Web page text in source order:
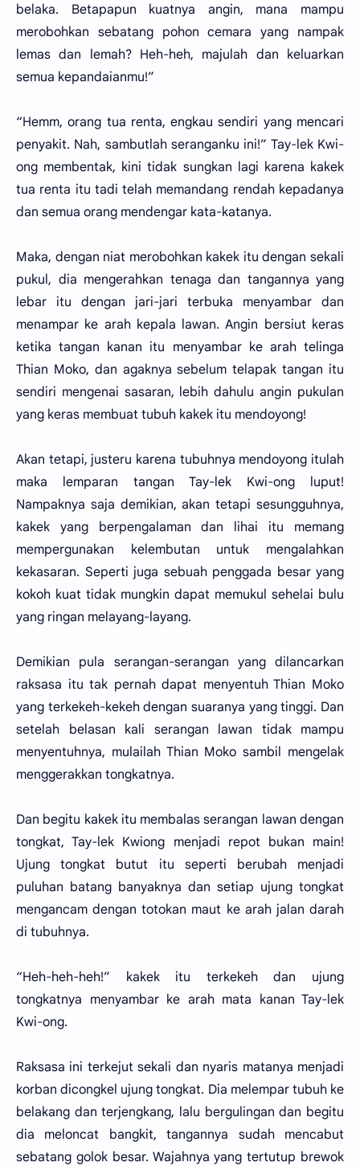
belaka. Betapapun kuatnya angin, mana mampu
merobohkan sebatang pohon cemara yang nampak
lemas dan lemah? Heh-heh, majulah dan keluarkan
semua kepandaianmu!”
“Hemm, orang tua renta, engkau sendiri yang mencari
penyakit. Nah, sambutlah seranganku ini!” Tay-lek Kwi-
ong membentak, kini tidak sungkan lagi karena kakek
tua renta itu tadi telah memandang rendah kepadanya
dan semua orang mendengar kata-katanya.
Maka, dengan niat merobohkan kakek itu dengan sekali
pukul, dia mengerahkan tenaga dan tangannya yang
lebar itu dengan jari-jari terbuka menyambar dan
menampar ke arah kepala lawan. Angin bersiut keras
ketika tangan kanan itu menyambar ke arah telinga
Thian Moko, dan agaknya sebelum telapak tangan itu
sendiri mengenai sasaran, lebih dahulu angin pukulan
yang keras membuat tubuh kakek itu mendoyong!
Akan tetapi, justeru karena tubuhnya mendoyong itulah
maka lemparan tangan Tay-lek Kwi-ong luput!
Nampaknya saja demikian, akan tetapi sesungguhnya,
kakek yang berpengalaman dan lihai itu memang
mempergunakan kelembutan untuk mengalahkan
kekasaran. Seperti juga sebuah penggada besar yang
kokoh kuat tidak mungkin dapat memukul sehelai bulu
yang ringan melayang-layang.
Demikian pula serangan-serangan yang dilancarkan
raksasa itu tak pernah dapat menyentuh Thian Moko
yang terkekeh-kekeh dengan suaranya yang tinggi. Dan
setelah belasan kali serangan lawan tidak mampu
menyentuhnya, mulailah Thian Moko sambil mengelak
menggerakkan tongkatnya.
Dan begitu kakek itu membalas serangan lawan dengan
tongkat, Tay-lek Kwiong menjadi repot bukan main!
Ujung tongkat butut itu seperti berubah menjadi
puluhan batang banyaknya dan setiap ujung tongkat
mengancam dengan totokan maut ke arah jalan darah
di tubuhnya.
“Heh-heh-heh!” kakek itu terkekeh dan ujung
tongkatnya menyambar ke arah mata kanan Tay-lek
Kwi-ong.
Raksasa ini terkejut sekali dan nyaris matanya menjadi
korban dicongkel ujung tongkat. Dia melempar tubuh ke
belakang dan terjengkang, lalu bergulingan dan begitu
dia meloncat bangkit, tangannya sudah mencabut
sebatang golok besar. Wajahnya yang tertutup brewok